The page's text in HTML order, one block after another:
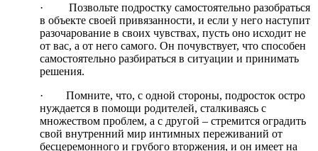
· Позвольте подростку самостоятельно разобраться
в объекте своей привязанности, и если у него наступит
разочарование в своих чувствах, пусть оно исходит не
от вас, а от него самого. Он почувствует, что способен
самостоятельно разбираться в ситуации и принимать
решения.
· Помните, что, с одной стороны, подросток остро
нуждается в помощи родителей, сталкиваясь с
множеством проблем, а с другой – стремится оградить
свой внутренний мир интимных переживаний от
бесцеремонного и грубого вторжения, и он имеет на